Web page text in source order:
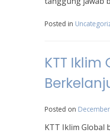
Posted in
KTT
Posted on
KTT Iklim Global